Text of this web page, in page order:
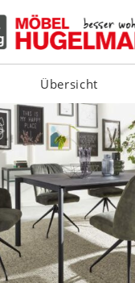
Übersicht